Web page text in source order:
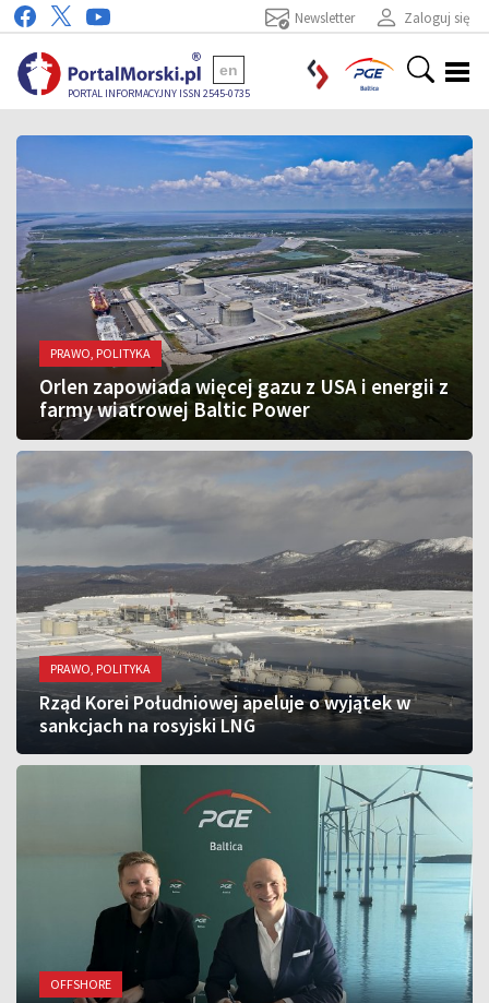
Zaloguj się
Newsletter
PORTAL INFORMACYJNY ISSN 2545-0735
en
PRAWO, POLITYKA
Orlen zapowiada więcej gazu z USA i energii z
farmy wiatrowej Baltic Power
PRAWO, POLITYKA
Rząd Korei Południowej apeluje o wyjątek w
sankcjach na rosyjski LNG
OFFSHORE